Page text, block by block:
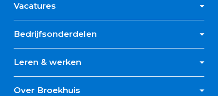
Vacatures
Bedrijfsonderdelen
Leren & werken
Over Broekhuis